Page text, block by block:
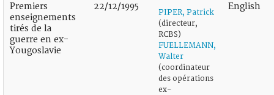
Premiers
enseignements
tirés de la
guerre en ex-
Yougoslavie
22/12/1995
PIPER, Patrick
(directeur,
RCBS)
FUELLEMANN,
Walter
(coordinateur
des opérations
ex-
English